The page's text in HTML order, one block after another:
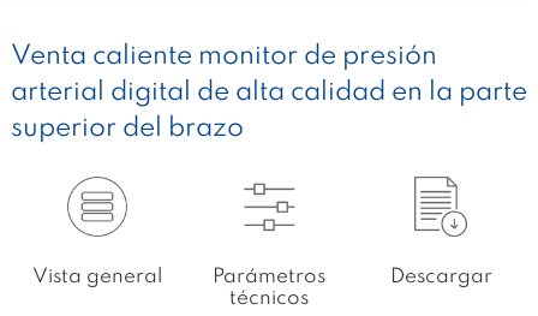
Venta caliente monitor de presión
arterial digital de alta calidad en la parte
superior del brazo
Vista general
Parámetros
técnicos
Descargar